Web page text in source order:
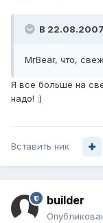
В 22.08.2007
MrBear, что,
Я все больше на
надо! :)
Вставить ник
builder